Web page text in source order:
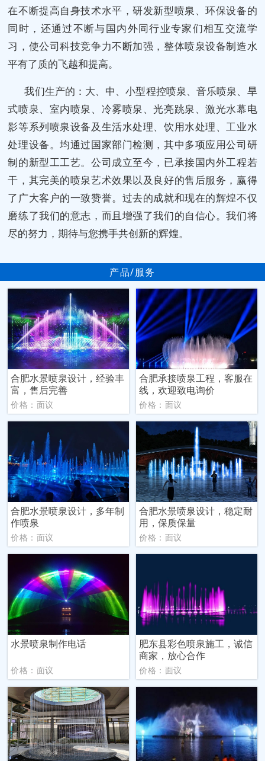
在不断提高自身技术水平，研发新型喷泉、环保设备的
同时，还通过不断与国内外同行业专家们相互交流学
习，使公司科技竞争力不断加强，整体喷泉设备制造水
平有了质的飞越和提高。
我们生产的：大、中、小型程控喷泉、音乐喷泉、旱
式喷泉、室内喷泉、冷雾喷泉、光亮跳泉、激光水幕电
影等系列喷泉设备及生活水处理、饮用水处理、工业水
处理设备。均通过国家部门检测，其中多项应用公司研
制的新型工工艺。公司成立至今，已承接国内外工程若
干，其完美的喷泉艺术效果以及良好的售后服务，赢得
了广大客户的一致赞誉。过去的成就和现在的辉煌不仅
磨练了我们的意志，而且增强了我们的自信心。我们将
尽的努力，期待与您携手共创新的辉煌。
产品/服务
合肥水景喷泉设计，经验丰
富，售后完善
价格：面议
合肥承接喷泉工程，客服在
线，欢迎致电询价
价格：面议
合肥水景喷泉设计，多年制
作喷泉
价格：面议
合肥水景喷泉设计，稳定耐
用，保质保量
价格：面议
水景喷泉制作电话
价格：面议
肥东县彩色喷泉施工，诚信
商家，放心合作
价格：面议